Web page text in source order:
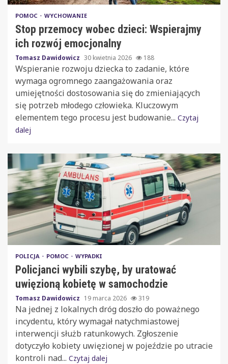
POMOC WYCHOWANIE
Stop przemocy wobec dzieci: Wspierajmy
ich rozwój emocjonalny
Tomasz Dawidowicz 30 kwietnia 2026 188
Wspieranie rozwoju dziecka to zadanie, które
wymaga ogromnego zaangażowania oraz
umiejętności dostosowania się do zmieniających
się potrzeb młodego człowieka. Kluczowym
elementem tego procesu jest budowanie... Czytaj
dalej
POLICJA POMOC WYPADKI
Policjanci wybili szybę, by uratować
uwięzioną kobietę w samochodzie
Tomasz Dawidowicz 19 marca 2026 319
Na jednej z lokalnych dróg doszło do poważnego
incydentu, który wymagał natychmiastowej
interwencji służb ratunkowych. Zgłoszenie
dotyczyło kobiety uwięzionej w pojeździe po utracie
kontroli nad... Czytaj dalej